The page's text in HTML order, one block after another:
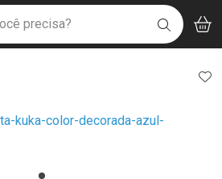
precisa? BUSCAR